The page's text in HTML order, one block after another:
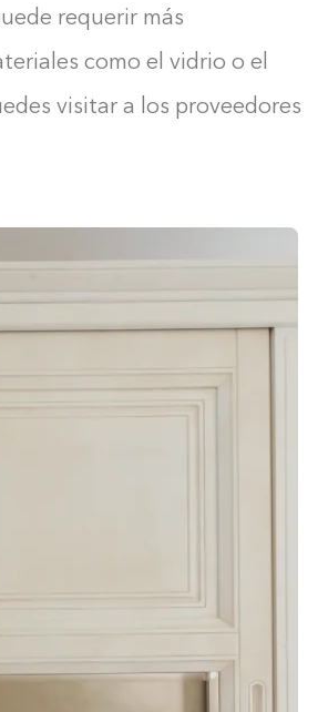
requerir más
como el vidrio o el
visitar a los proveedores